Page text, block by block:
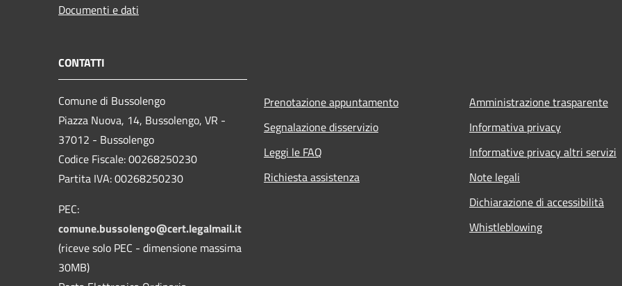
Documenti e dati
CONTATTI
Comune di Bussolengo
Piazza Nuova, 14, Bussolengo, VR -
37012 - Bussolengo
Codice Fiscale: 00268250230
Partita IVA: 00268250230
PEC:
comune.bussolengo@cert.legalmail.it
(riceve solo PEC - dimensione massima
30MB)
Prenotazione appuntamento
Segnalazione disservizio
Leggi le FAQ
Richiesta assistenza
Amministrazione trasparente
Informativa privacy
Informative privacy altri servizi
Note legali
Dichiarazione di accessibilità
Whistleblowing